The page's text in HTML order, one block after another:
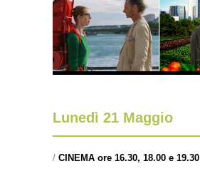
Lunedì 21 Maggio
/ CINEMA ore 16.30, 18.00 e 19.30